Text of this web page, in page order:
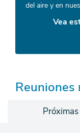
del aire y en
Vea
Reuniones
Próximas